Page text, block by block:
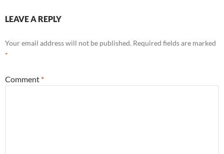
LEAVE A REPLY
Your email address will not be published. Required fields are marked
*
Comment *